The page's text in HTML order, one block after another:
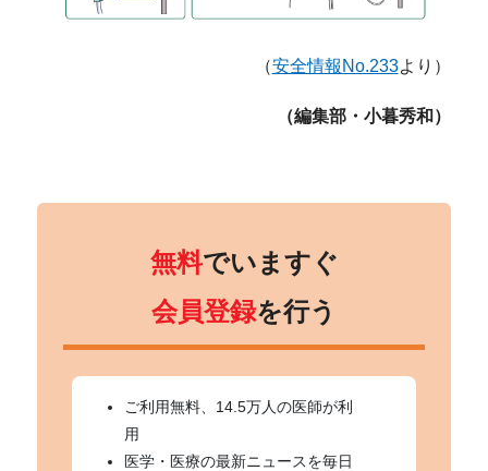
（安全情報No.233より）
（編集部・小暮秀和）
無料でいますぐ
会員登録を行う
ご利用無料、14.5万人の医師が利
用
医学・医療の最新ニュースを毎日